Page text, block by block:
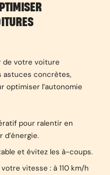
de votre voiture
astuces concrètes,
optimiser l’autonomie
pour ralentir en
d’énergie.
et évitez les à-coups.
vitesse : à 110 km/h